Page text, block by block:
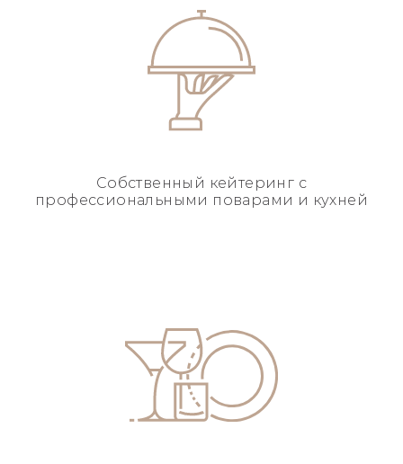
Собственный кейтеринг с
профессиональными поварами и кухней